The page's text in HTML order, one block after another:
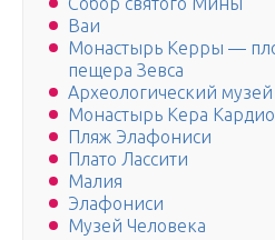
Ваи
Монастырь Керры —
пещера Зевса
Археологический
Монастырь Кера
Пляж Элафониси
Плато Лассити
Малия
Элафониси
Музей Человека